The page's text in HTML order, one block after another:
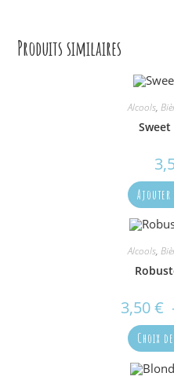
Produits similaires
Alcools,
Ajouter
Alcools,
3,50€
Choix